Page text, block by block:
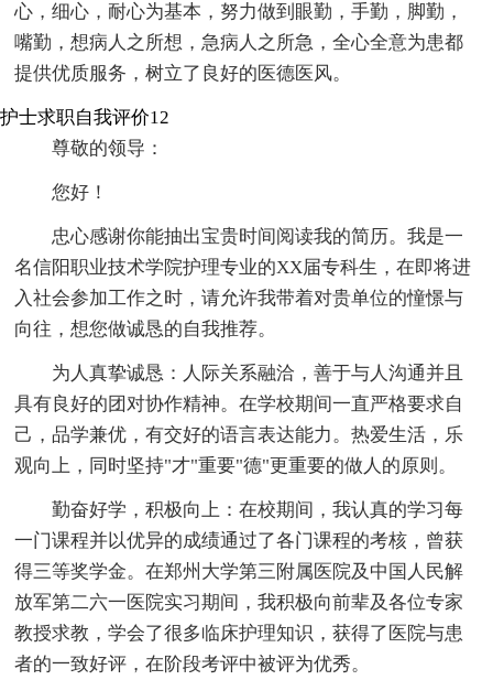
心，细心，耐心为基本，努力做到眼勤，手勤，脚勤，
嘴勤，想病人之所想，急病人之所急，全心全意为患都
提供优质服务，树立了良好的医德医风。
护士求职自我评价12
尊敬的领导：
您好！
忠心感谢你能抽出宝贵时间阅读我的简历。我是一
名信阳职业技术学院护理专业的XX届专科生，在即将进
入社会参加工作之时，请允许我带着对贵单位的憧憬与
向往，想您做诚恳的自我推荐。
为人真挚诚恳：人际关系融洽，善于与人沟通并且
具有良好的团对协作精神。在学校期间一直严格要求自
己，品学兼优，有交好的语言表达能力。热爱生活，乐
观向上，同时坚持"才"重要"德"更重要的做人的原则。
勤奋好学，积极向上：在校期间，我认真的学习每
一门课程并以优异的成绩通过了各门课程的考核，曾获
得三等奖学金。在郑州大学第三附属医院及中国人民解
放军第二六一医院实习期间，我积极向前辈及各位专家
教授求教，学会了很多临床护理知识，获得了医院与患
者的一致好评，在阶段考评中被评为优秀。